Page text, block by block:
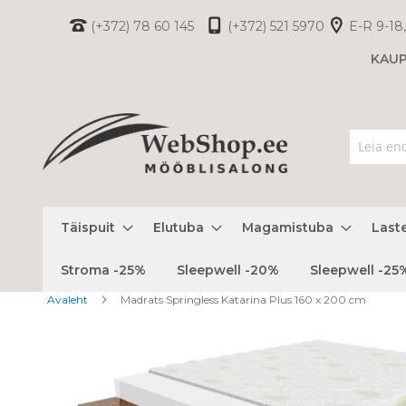
(+372) 78 60 145 (+372) 521 5970
E-R 9-
Täispuit Elutuba Magamistuba
Stroma -25% Sleepwell -20% Sleepwell -
Avaleht Madrats Springless Katarina Plus 160 x 200 cm